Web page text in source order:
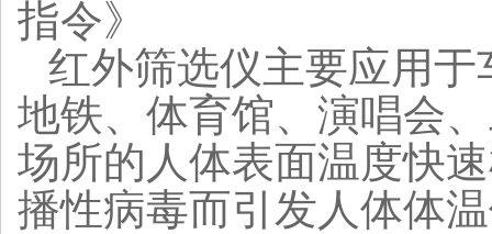
指令》
红外筛选仪主要应用
地铁、体育馆、演唱会
场所的人体表面温度快
播性病毒而引发人体体